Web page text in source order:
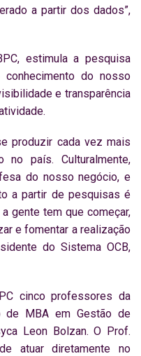
a partir dos dados”,
estimula a pesquisa
do nosso
e transparência
produzir cada vez mais
no país. Culturalmente,
do nosso negócio, e
a partir de pesquisas é
gente tem que começar,
e fomentar a realização
do Sistema OCB,
cinco professores da
de MBA em Gestão de
Leon Bolzan. O Prof.
atuar diretamente no